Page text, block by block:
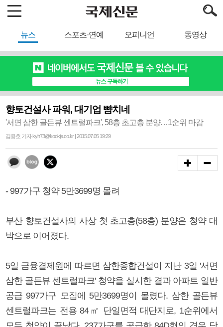
뉴스 스포츠·연예 오피니언 동영상
향토건설사 파워, 대기업 뺨치네
'서면 삼한 골든뷰 센트럴파크', 58층 초고층 분양…1순위 마감
김용호 기자 kyh73@kookje.co.kr | 2015.07.05 19:29
- 997가구 청약 5만3699명 몰려
부산 향토건설사의 사상 첫 초고층(58층) 분양은 청약 대
박으로 이어졌다.
5일 금융결제원에 따르면 삼한종합건설이 지난 3일 '서면
삼한 골든뷰 센트럴파크' 청약을 실시한 결과 아파트 일반
공급 997가구 모집에 5만3699명이 몰렸다. 삼한 골든뷰
센트럴파크는 전용 84㎡ 단일면적 대단지로, 1순위에서